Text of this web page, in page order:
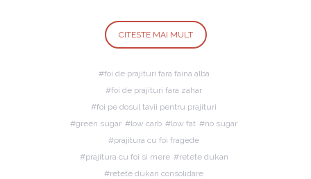
CITESTE MAI MULT
foi de prajituri fara faina alba
foi de prajituri fara zahar
foi pe dosul tavii pentru prajituri
green sugar
low carb low fat
no sugar
prajitura cu foi fragede
prajitura cu foi si mere
retete dukan
retete dukan consolidare